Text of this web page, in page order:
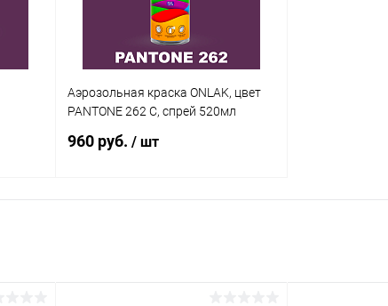
Аэрозольная краска ONLAK, цвет
PANTONE 262 C, спрей 520мл
960 руб. / шт